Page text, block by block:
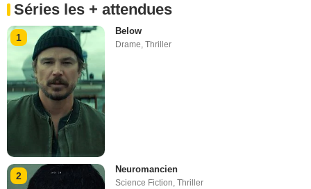
Séries les + attendues
1
Below
Drame,Thriller
2
Neuromancien
Science Fiction ,Thriller